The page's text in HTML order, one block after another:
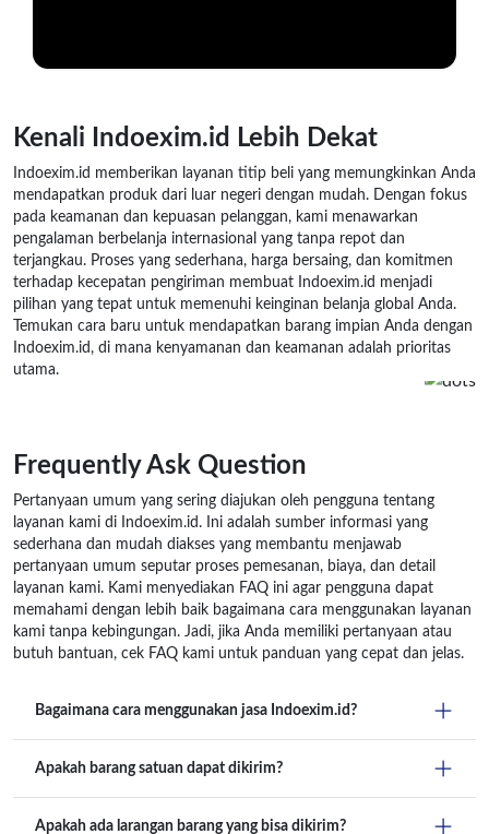
Kenali Indoexim.id Lebih Dekat
Indoexim.id memberikan layanan titip beli yang memungkinkan Anda
mendapatkan produk dari luar negeri dengan mudah. Dengan fokus
pada keamanan dan kepuasan pelanggan, kami menawarkan
pengalaman berbelanja internasional yang tanpa repot dan
terjangkau. Proses yang sederhana, harga bersaing, dan komitmen
terhadap kecepatan pengiriman membuat Indoexim.id menjadi
pilihan yang tepat untuk memenuhi keinginan belanja global Anda.
Temukan cara baru untuk mendapatkan barang impian Anda dengan
Indoexim.id, di mana kenyamanan dan keamanan adalah prioritas
utama.
Frequently Ask Question
Pertanyaan umum yang sering diajukan oleh pengguna tentang
layanan kami di Indoexim.id. Ini adalah sumber informasi yang
sederhana dan mudah diakses yang membantu menjawab
pertanyaan umum seputar proses pemesanan, biaya, dan detail
layanan kami. Kami menyediakan FAQ ini agar pengguna dapat
memahami dengan lebih baik bagaimana cara menggunakan layanan
kami tanpa kebingungan. Jadi, jika Anda memiliki pertanyaan atau
butuh bantuan, cek FAQ kami untuk panduan yang cepat dan jelas.
Bagaimana cara menggunakan jasa Indoexim.id?
Apakah barang satuan dapat dikirim?
Apakah ada larangan barang yang bisa dikirim?